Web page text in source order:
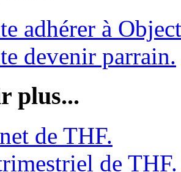
adhérer à
devenir parrain.
plus...
de THF.
de THF.